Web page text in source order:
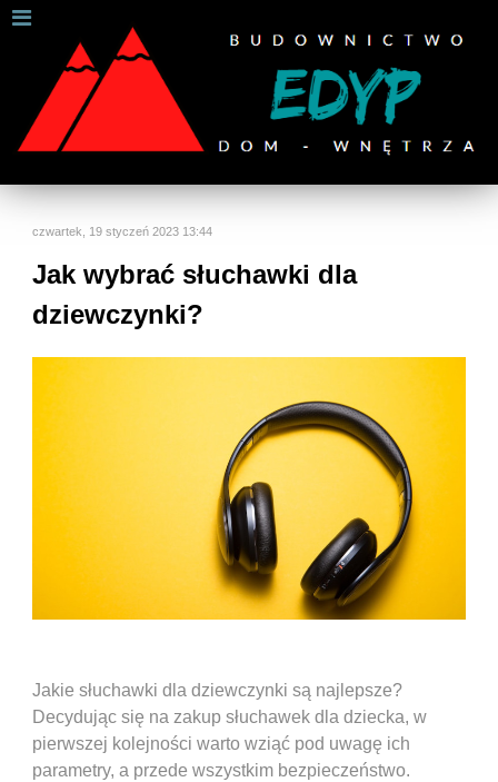
czwartek, 19 styczeń 2023 13:44
Jak wybrać słuchawki dla
dziewczynki?
Jakie słuchawki dla dziewczynki są najlepsze?
Decydując się na zakup słuchawek dla dziecka, w
pierwszej kolejności warto wziąć pod uwagę ich
parametry, a przede wszystkim bezpieczeństwo.
W celu zapewnienia jak najlepszych usług online, ta
strona korzysta z plików cookies.
Jeśli korzystasz z naszej strony internetowej, wyrażasz zgodę na
używanie naszych plików cookies.Dalsze informacje
Rozumiem